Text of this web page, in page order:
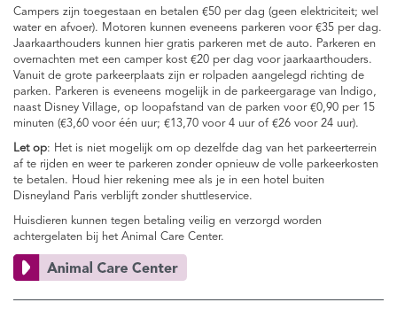
Campers zijn toegestaan en betalen €50 per dag (geen elektriciteit; wel
water en afvoer). Motoren kunnen eveneens parkeren voor €35 per dag.
Jaarkaarthouders kunnen hier gratis parkeren met de auto. Parkeren en
overnachten met een camper kost €20 per dag voor jaarkaarthouders.
Vanuit de grote parkeerplaats zijn er rolpaden aangelegd richting de
parken. Parkeren is eveneens mogelijk in de parkeergarage van Indigo,
naast Disney Village, op loopafstand van de parken voor €0,90 per 15
minuten (€3,60 voor één uur; €13,70 voor 4 uur of €26 voor 24 uur).
Let op: Het is niet mogelijk om op dezelfde dag van het parkeerterrein
af te rijden en weer te parkeren zonder opnieuw de volle parkeerkosten
te betalen. Houd hier rekening mee als je in een hotel buiten
Disneyland Paris verblijft zonder shuttleservice.
Huisdieren kunnen tegen betaling veilig en verzorgd worden
achtergelaten bij het Animal Care Center.